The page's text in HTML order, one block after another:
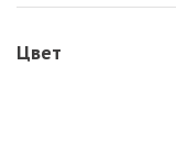
Цвет